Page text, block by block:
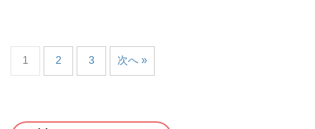
1 2 3 次へ »